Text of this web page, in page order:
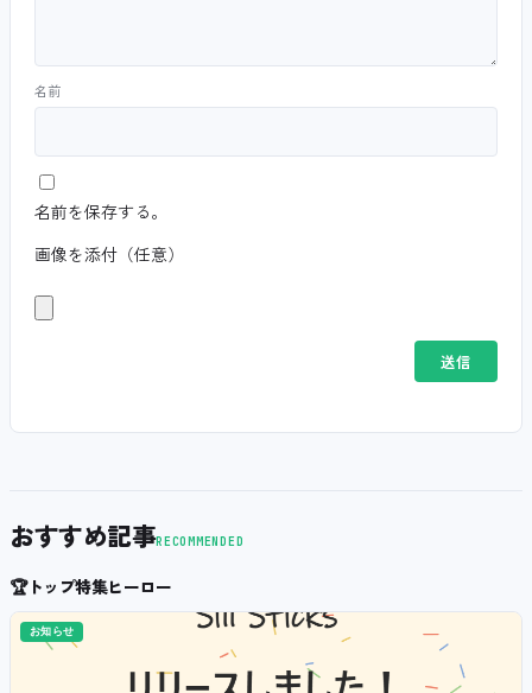
名前
名前を保存する。
画像を添付（任意）
おすすめ記事RECOMMENDED
🏆トップ特集ヒーロー
お知らせ